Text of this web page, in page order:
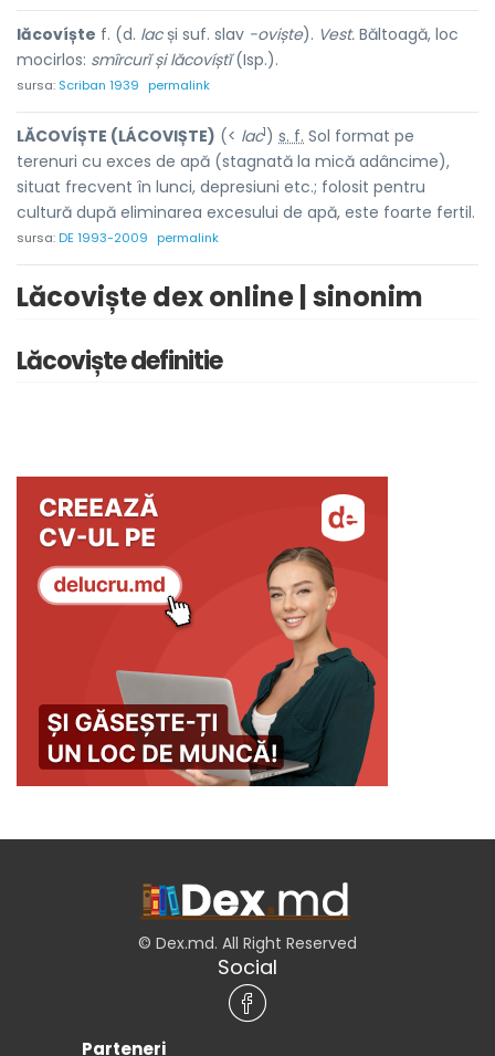
lăcovíște f. (d. lacși suf. slav -oviște). Vest. Băltoagă, loc
mocirlos: smîrcurĭ și lăcovíștĭ(Isp.).
sursa: Scriban 1939 permalink
LĂCOVÍȘTE (LÁCOVIȘTE) (< lac1) s. f. Sol format pe
terenuri cu exces de apă (stagnată la mică adâncime),
situat frecvent în lunci, depresiuni etc.; folosit pentru
cultură după eliminarea excesului de apă, este foarte fertil.
sursa:DE 1993-2009 permalink
Lăcoviște dex online | sinonim
Lăcoviște definitie
© Dex.md. All Right Reserved
Social
Parteneri